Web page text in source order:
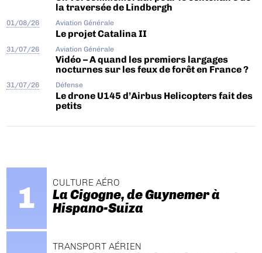
la traversée de Lindbergh
01/08/26 Aviation Générale
Le projet Catalina II
31/07/26 Aviation Générale
Vidéo – A quand les premiers largages
nocturnes sur les feux de forêt en France ?
31/07/26 Défense
Le drone U145 d’Airbus Helicopters fait des
petits
CULTURE AÉRO
La Cigogne, de Guynemer à
Hispano-Suiza
TRANSPORT AÉRIEN